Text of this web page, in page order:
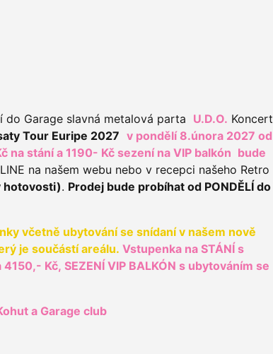
Garage slavná metalová parta U.D.O. Koncert
Tour Euripe 2027 v pondělí 8.února 2027 od
na stání a 1190- Kč sezení na VIP balkón bude
na našem webu nebo v recepci našeho Retro
hotovosti). Prodej bude probíhat od PONDĚLÍ do
včetně ubytování se snídaní v našem nově
je součástí areálu. Vstupenka na STÁNÍ s
4150,- Kč, SEZENÍ VIP BALKÓN s ubytováním se
a Garage club